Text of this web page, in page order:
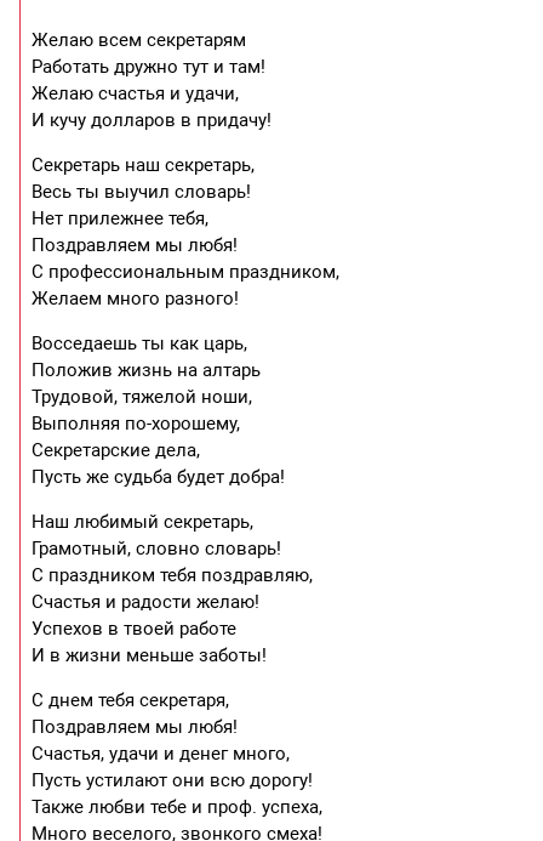
Желаю всем секретарям
Работать дружно тут и там!
Желаю счастья и удачи,
И кучу долларов в придачу!
Секретарь наш секретарь,
Весь ты выучил словарь!
Нет прилежнее тебя,
Поздравляем мы любя!
С профессиональным праздником,
Желаем много разного!
Восседаешь ты как царь,
Положив жизнь на алтарь
Трудовой, тяжелой ноши,
Выполняя по-хорошему,
Секретарские дела,
Пусть же судьба будет добра!
Наш любимый секретарь,
Грамотный, словно словарь!
С праздником тебя поздравляю,
Счастья и радости желаю!
Успехов в твоей работе
И в жизни меньше заботы!
С днем тебя секретаря,
Поздравляем мы любя!
Счастья, удачи и денег много,
Пусть устилают они всю дорогу!
Также любви тебе и проф. успеха,
Много веселого, звонкого смеха!